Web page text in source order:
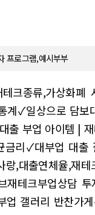
프로그램,예시부부
크종류,가상화폐
계✓일상으로 담보
출 부업 아이템 |
금리✓대부업 대
랑,대출연체율,재테
테크부업상담
업 갤러리 반찬가